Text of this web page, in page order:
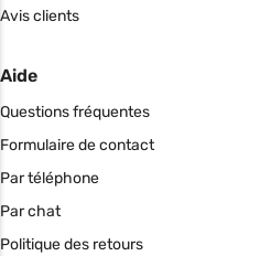
Avis clients
Aide
Questions fréquentes
Formulaire de contact
Par téléphone
Par chat
Politique des retours